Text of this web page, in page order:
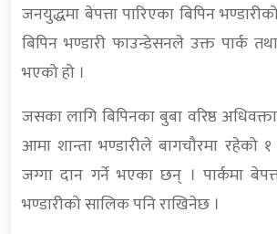
जनयुद्धमा बेपत्ता पारिएका बिपिन
बिपिन भण्डारी फाउन्डेसनले उक्त पार्क
भएको हो ।
जसका लागि बिपिनका बुबा वरिष्ठ
आमा शान्ता भण्डारीले बागचौरमा रहेको
जग्गा दान गर्ने भएका छन् । पार्कमा
भण्डारीको सालिक पनि राखिनेछ ।